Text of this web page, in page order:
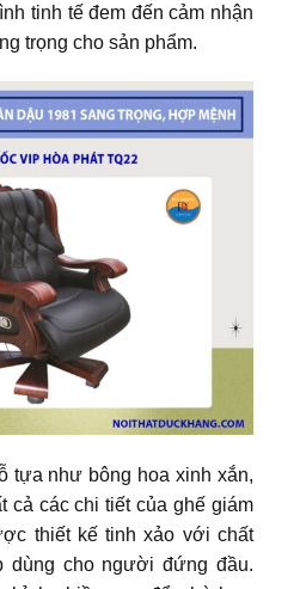
tinh tế đem đến cảm nhận
trọng cho sản phẩm.
tựa như bông hoa xinh xắn,
cả các chi tiết của ghế giám
thiết kế tinh xảo với chất
dùng cho người đứng đầu.